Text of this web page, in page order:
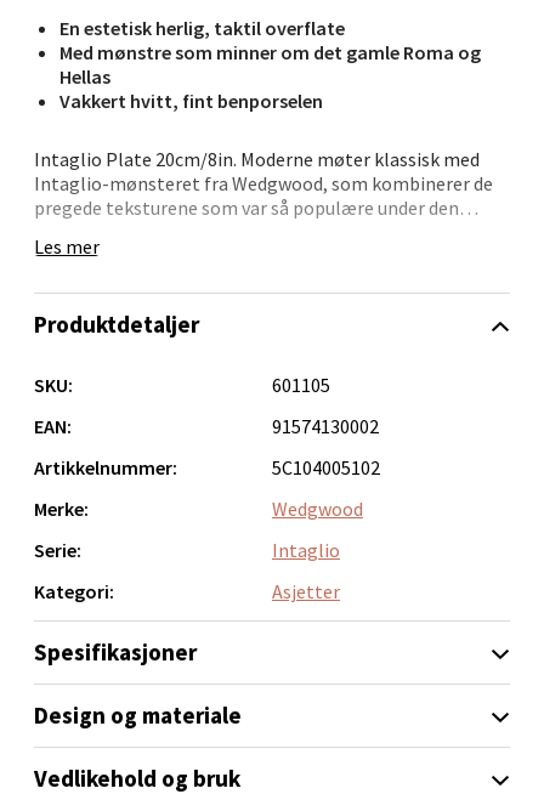
En estetisk herlig, taktil overflate
Med mønstre som minner om det gamle Roma og
Hellas
Vakkert hvitt, fint benporselen
Intaglio Plate 20cm/8in. Moderne møter klassisk med
Intaglio-mønsteret fra Wedgwood, som kombinerer de
pregede teksturene som var så populære under den
umiskjennelig moderne. Vakkert hvitt, fint benporselen
Les mer
Produktdetaljer
SKU:
601105
EAN:
91574130002
Artikkelnummer:
5C104005102
Merke:
Wedgwood
Serie:
Intaglio
Kategori:
Asjetter
Spesifikasjoner
Design og materiale
Vedlikehold og bruk
Lillemarkens markensgate 25B, 4611
Kristiansand
Åpent i dag 09-18
Velg
Oslo - Linderud
Erich Mogensøns vei 38, 0594 Oslo
Bryne/Jæren - M44
Jupiterveien 2, 4340 Bryne
Åpent i dag 10-20
0 i butikk